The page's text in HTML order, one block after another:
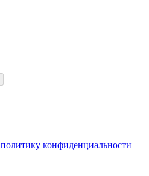
политику конфиденциальности